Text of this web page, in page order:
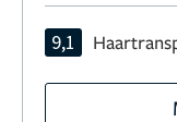
9,1